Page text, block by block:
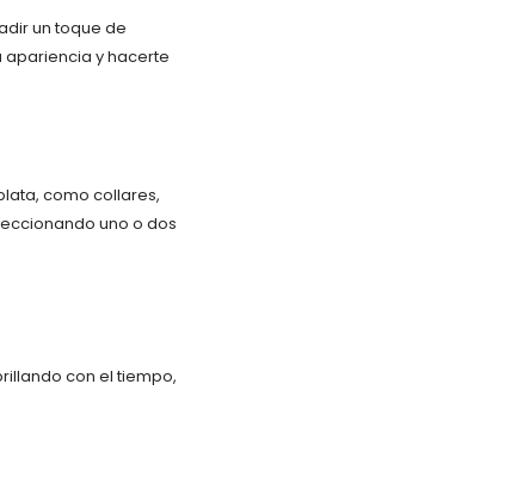
un toque de
apariencia y hacerte
como collares,
uno o dos
con el tiempo,